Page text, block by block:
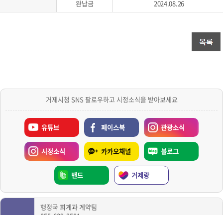
완납금
2024.08.26
거제시청 SNS 팔로우하고 시정소식을 받아보세요
유튜브 페이스북 관광소식
시정소식 카카오채널 블로그
밴드 거제랑
행정국 회계과 계약팀